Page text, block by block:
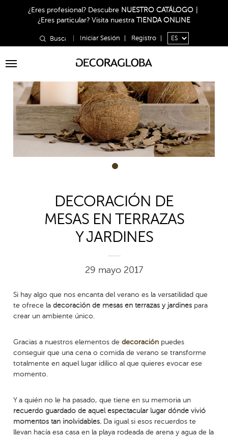
¿Eres profesional? Descubre NUESTRO CATÁLOGO
¿Eres particular? Visita nuestra TIENDA ONLINE
Iniciar Sesión Registro
Toggle
1
DECORACIÓN DE
MESAS EN TERRAZAS
Y JARDINES
29 mayo 2017
Si hay algo que nos encanta del verano es la versatilidad que
te ofrece ladecoración de mesas en terrazas y jardines para
crear un ambiente único.
Gracias a nuestros elementos dedecoración puedes
conseguir que una cena o comida de verano se transforme
totalmente en aquel lugar idílico al que quieres evocar ese
momento.
Y a quién no le ha pasado, que tiene en su memoria un
recuerdo guardado de aquel espectacular lugar dónde vivió
momentos tan inolvidables. Da igual si esos recuerdos te
llevan hacía esa casa en la playa rodeada de arena y agua de la